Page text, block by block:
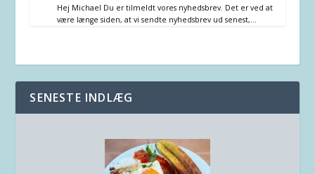
Hej Michael Du er tilmeldt vores nyhedsbrev. Det er ved at
være længe siden, at vi sendte nyhedsbrev ud senest,…
SENESTE INDLÆG